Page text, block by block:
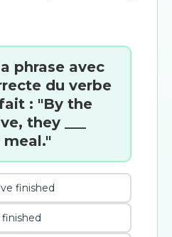
phrase avec
du verbe
: "By the
they ___
finished
finished